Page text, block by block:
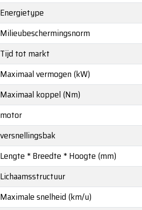
Energietype
Milieubeschermingsnorm
Tijd tot markt
Maximaal vermogen (kW)
Maximaal koppel (Nm)
motor
versnellingsbak
Lengte * Breedte * Hoogte (mm)
Lichaamsstructuur
Maximale snelheid (km/u)